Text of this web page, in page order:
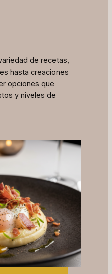
de recetas,
hasta creaciones
opciones que
y niveles de